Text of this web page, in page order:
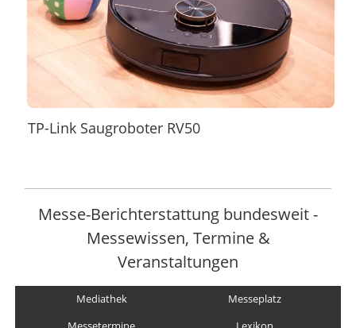
TP-Link Saugroboter RV50
Messe-Berichterstattung bundesweit -
Messewissen, Termine &
Veranstaltungen
Mediathek
Messeplatz